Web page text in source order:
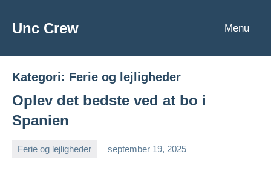
Unc Crew Menu
Kategori: Ferie og lejligheder
Oplev det bedste ved at bo i
Spanien
Ferie og lejligheder september 19, 2025